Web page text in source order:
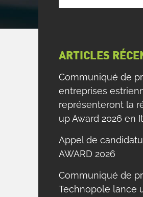
sur
ARTICLES
Communiqué de
entreprises
représenteront la
up Award 2026 en
Appel de
AWARD 2026
Communiqué de
Technopole lance